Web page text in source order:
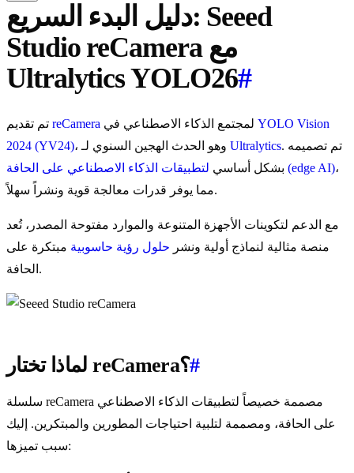
دليل البدء السريع: Seeed
Studio reCamera مع
Ultralytics YOLO26#
reCamera
YOLO Vision
2024 (YV24)
Ultralytics. تم تصميمه
بشكل أساسي لتطبيقات الذكاء الاصطناعي على الحافة (edge AI)،
مما يوفر قدرات معالجة قوية ونشراً سهلاً.
مع الدعم لتكوينات الأجهزة المتنوعة والموارد مفتوحة المصدر، تُعد
منصة مثالية لنماذج أولية ونشر حلول رؤية حاسوبية مبتكرة على
الحافة.
لماذا تختار reCamera؟#
سلسلة reCamera مصممة خصيصاً لتطبيقات الذكاء الاصطناعي
على الحافة، ومصممة لتلبية احتياجات المطورين والمبتكرين. إليك
سبب تميزها: